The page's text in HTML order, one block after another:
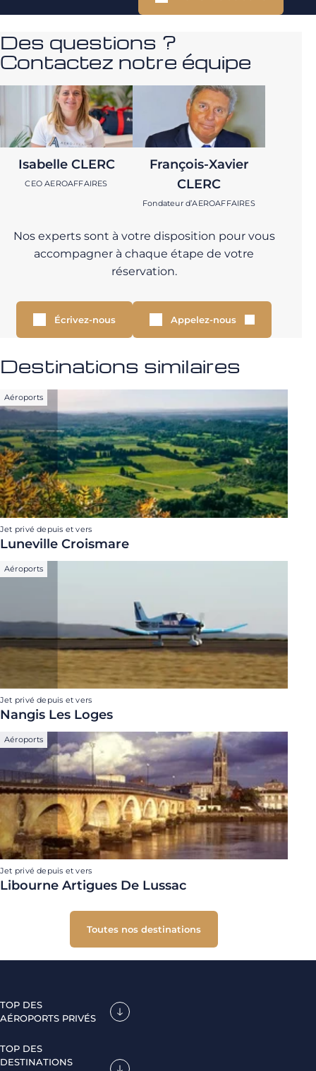
Des questions ?
Contactez notre équipe
Isabelle CLERC
CEO AEROAFFAIRES
François-Xavier
CLERC
Fondateur d’AEROAFFAIRES
Nos experts sont à votre disposition pour vous
accompagner à chaque étape de votre
réservation.
Écrivez-nous Appelez-nous
Destinations similaires
Aéroports
Jet privé depuis et vers
Luneville Croismare
Aéroports
Jet privé depuis et vers
Nangis Les Loges
Aéroports
Jet privé depuis et vers
Libourne Artigues De Lussac
Toutes nos destinations
TOP DES
AÉROPORTS PRIVÉS
TOP DES
DESTINATIONS